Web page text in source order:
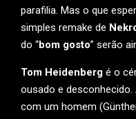
parafilia. Mas o que
simples remake de
do “bom gosto” serão
Tom Heidenberg é o
ousado e
com um homem